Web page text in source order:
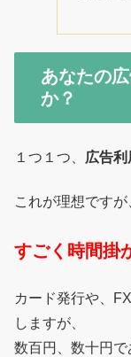
あなたの
か？
１つ１つ、 広告利
これが理想です
すごく時間掛
カード発行や、
しますが、
数百円、数十円